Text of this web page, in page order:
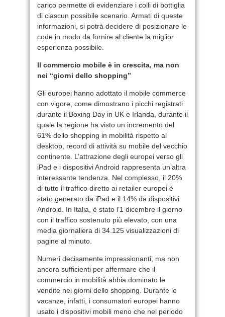
carico permette di evidenziare i colli di bottiglia
di ciascun possibile scenario. Armati di queste
informazioni, si potrà decidere di posizionare le
code in modo da fornire al cliente la miglior
esperienza possibile.
Il commercio mobile è in crescita, ma non
nei “giorni dello shopping”
Gli europei hanno adottato il mobile commerce
con vigore, come dimostrano i picchi registrati
durante il Boxing Day in UK e Irlanda, durante il
quale la regione ha visto un incremento del
61% dello shopping in mobilità rispetto al
desktop, record di attività su mobile del vecchio
continente. L’attrazione degli europei verso gli
iPad e i dispositivi Android rappresenta un’altra
interessante tendenza. Nel complesso, il 20%
di tutto il traffico diretto ai retailer europei è
stato generato da iPad e il 14% da dispositivi
Android. In Italia, è stato l’1 dicembre il giorno
con il traffico sostenuto più elevato, con una
media giornaliera di 34.125 visualizzazioni di
pagine al minuto.
Numeri decisamente impressionanti, ma non
ancora sufficienti per affermare che il
commercio in mobilità abbia dominato le
vendite nei giorni dello shopping. Durante le
vacanze, infatti, i consumatori europei hanno
usato i dispositivi mobili meno che nel periodo